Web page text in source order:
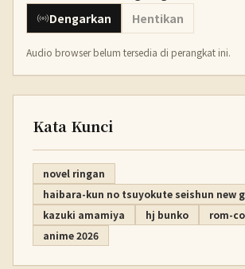
Dengarkan
Hentikan
Audio browser belum tersedia di perangkat ini.
Kata Kunci
novel ringan
haibara-kun no tsuyokute seishun new
kazuki amamiya
hj bunko
rom-
anime 2026